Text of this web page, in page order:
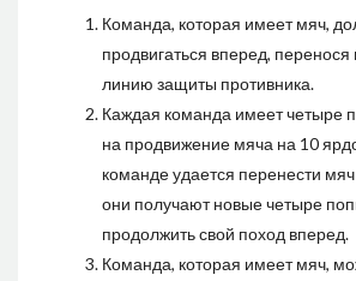
Команда, которая имеет мяч,
продвигаться вперед, перенося
линию защиты противника.
Каждая команда имеет четыре
на продвижение мяча на 10
команде удается перенести
они получают новые четыре
продолжить свой поход вперед.
Команда, которая имеет мяч,